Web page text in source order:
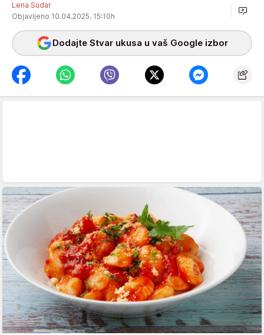
Lena Sudar
Objavljeno 10.04.2025. 15:10h
Dodajte Stvar ukusa u vaš Google izbor